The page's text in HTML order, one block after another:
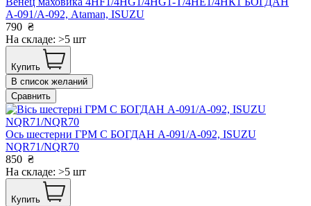
А-091/А-092, Ataman, ISUZU
790 ₴
На складе: >5 шт
Купить
В список желаний
Сравнить
Ось шестерни ГРМ С БОГДАН А-091/А-092, ISUZU
NQR71/NQR70
850 ₴
На складе: >5 шт
Купить